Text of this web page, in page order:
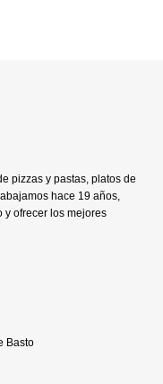
pizzas y pastas, platos de
hace 19 años,
y ofrecer los mejores
Basto